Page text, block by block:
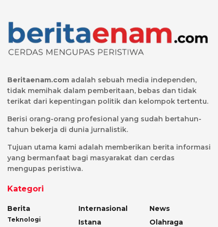
Beritaenam.com adalah sebuah media independen,
tidak memihak dalam pemberitaan, bebas dan tidak
terikat dari kepentingan politik dan kelompok tertentu.
Berisi orang-orang profesional yang sudah bertahun-
tahun bekerja di dunia jurnalistik.
Tujuan utama kami adalah memberikan berita informasi
yang bermanfaat bagi masyarakat dan cerdas
mengupas peristiwa.
Kategori
Berita
Teknologi
Internasional
Istana
News
Olahraga